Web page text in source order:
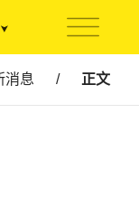
消息 / 正文